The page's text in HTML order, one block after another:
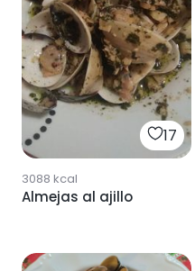
17
3088 kcal
Almejas al ajillo